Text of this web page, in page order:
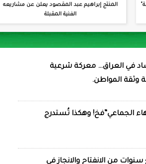
المنتج إبراهيم عبد المقصود يعلن عن مشاريعه
الفنية المقبلة
في العراق… معركة شرعية
وثقة المواطن.
الجماعي”فخ! وهكذا تُستدرج
من الانفتاح والانجاز في